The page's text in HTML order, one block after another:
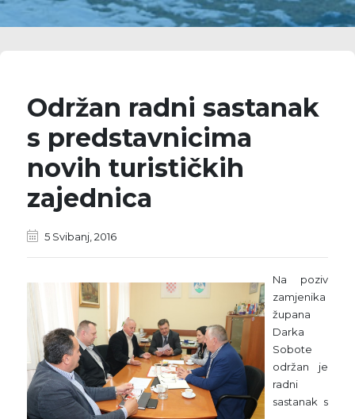
Održan radni sastanak
s predstavnicima
novih turističkih
zajednica
5 Svibanj, 2016
Na poziv
zamjenika
župana
Darka
Sobote
održan je
radni
sastanak s